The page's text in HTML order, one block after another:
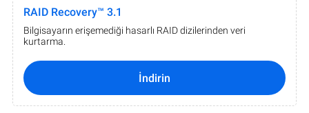
RAID Recovery™ 3.1
Bilgisayarın erişemediği hasarlı RAID dizilerinden veri
kurtarma.
İndirin